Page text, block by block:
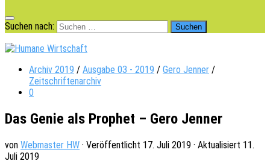
Suchen nach:
Archiv 2019 / Ausgabe 03 - 2019 / Gero Jenner /
Zeitschriftenarchiv
0
Das Genie als Prophet – Gero Jenner
von Webmaster HW · Veröffentlicht 17. Juli 2019 · Aktualisiert 11.
Juli 2019